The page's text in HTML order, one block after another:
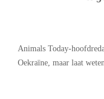
Animals Today-
Oekraïne, maar laat